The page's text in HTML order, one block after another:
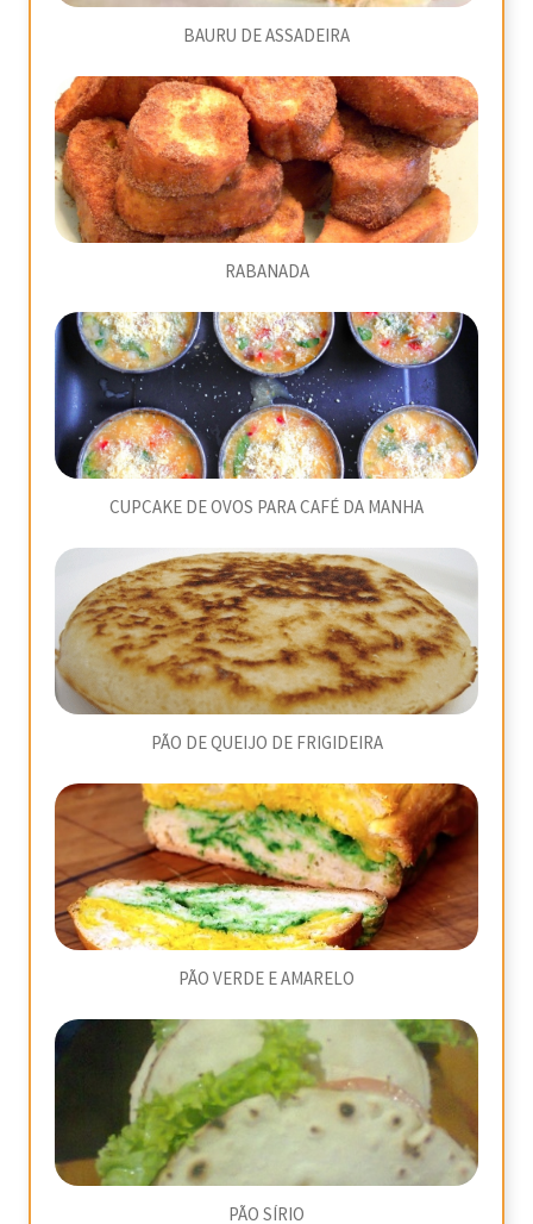
BAURU DE ASSADEIRA
RABANADA
CUPCAKE DE OVOS PARA CAFÉ DA MANHA
PÃO DE QUEIJO DE FRIGIDEIRA
PÃO VERDE E AMARELO
PÃO SÍRIO